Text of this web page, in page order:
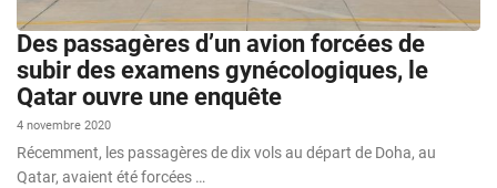
Des passagères d’un avion forcées de
subir des examens gynécologiques, le
Qatar ouvre une enquête
4 novembre 2020
Récemment, les passagères de dix vols au départ de Doha, au
Qatar, avaient été forcées …